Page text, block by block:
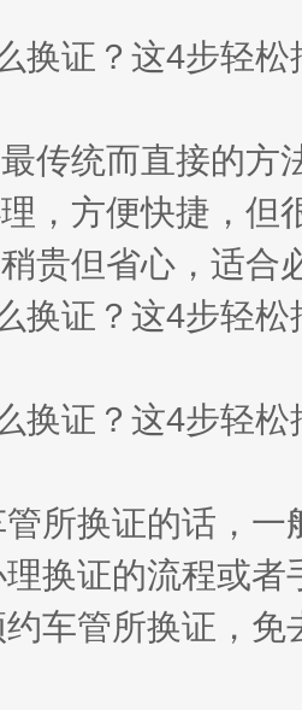
传统而直接的方
，方便快捷，但
贵但省心，适合
所换证的话，
换证的流程或
车管所换证，免